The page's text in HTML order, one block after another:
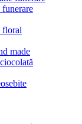
funerare
floral
made